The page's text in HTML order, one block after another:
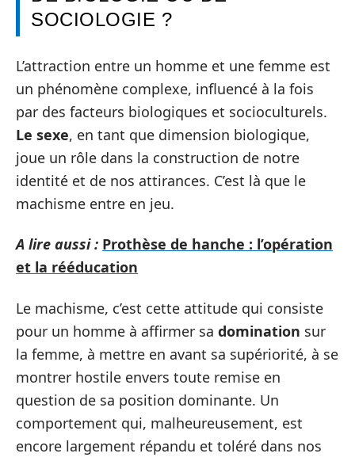
SOCIOLOGIE ?
L’attraction entre un homme et une femme est
un phénomène complexe, influencé à la fois
par des facteurs biologiques et socioculturels.
Le sexe, en tant que dimension biologique,
joue un rôle dans la construction de notre
identité et de nos attirances. C’est là que le
machisme entre en jeu.
A lire aussi : Prothèse de hanche : l’opération
et la rééducation
Le machisme, c’est cette attitude qui consiste
pour un homme à affirmer sa domination sur
la femme, à mettre en avant sa supériorité, à se
montrer hostile envers toute remise en
question de sa position dominante. Un
comportement qui, malheureusement, est
encore largement répandu et toléré dans nos